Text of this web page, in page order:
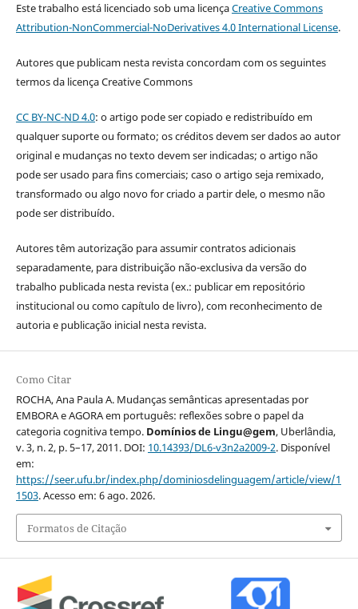
Este trabalho está licenciado sob uma licençaCreative Commons
Attribution-NonCommercial-NoDerivatives 4.0 International License.
Autores que publicam nesta revista concordam com os seguintes
termos da licença Creative Commons
CC BY-NC-ND 4.0: o artigo pode ser copiado e redistribuído em
qualquer suporte ou formato; os créditos devem ser dados ao autor
original e mudanças no texto devem ser indicadas; o artigo não
pode ser usado para fins comerciais; caso o artigo seja remixado,
transformado ou algo novo for criado a partir dele, o mesmo não
pode ser distribuído.
Autores têm autorização para assumir contratos adicionais
separadamente, para distribuição não-exclusiva da versão do
trabalho publicada nesta revista (ex.: publicar em repositório
institucional ou como capítulo de livro), com reconhecimento de
autoria e publicação inicial nesta revista.
Como Citar
ROCHA, Ana Paula A. Mudanças semânticas apresentadas por
EMBORA e AGORA em português: reflexões sobre o papel da
categoria cognitiva tempo. Domínios de Lingu@gem, Uberlândia,
v. 3, n. 2, p. 5–17, 2011. DOI: 10.14393/DL6-v3n2a2009-2. Disponível
em:
https://seer.ufu.br/index.php/dominiosdelinguagem/article/view/1
1503. Acesso em: 6 ago. 2026.
Formatos de Citação